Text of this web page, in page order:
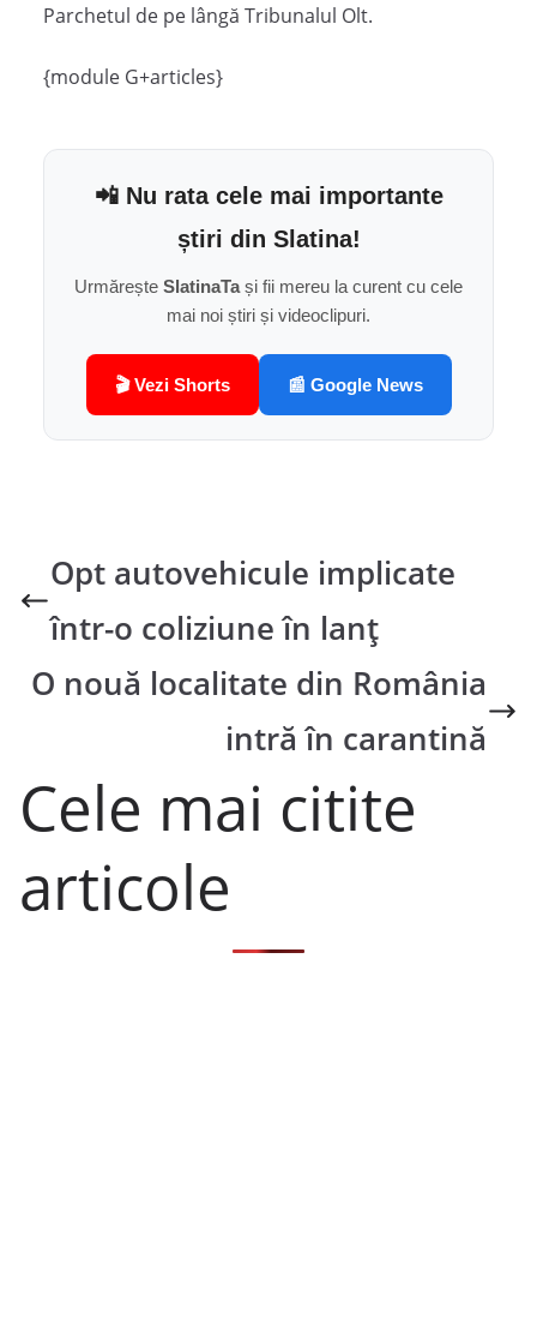
Parchetul de pe lângă Tribunalul Olt.
{module G+articles}
📲 Nu rata cele mai importante
știri din Slatina!
Urmărește SlatinaTași fii mereu la curent cu cele
mai noi știri și videoclipuri.
🎬 Vezi Shorts 📰 Google News
Opt autovehicule implicate
într-o coliziune în lanț
O nouă localitate din România
intră în carantină
Cele mai citite
articole